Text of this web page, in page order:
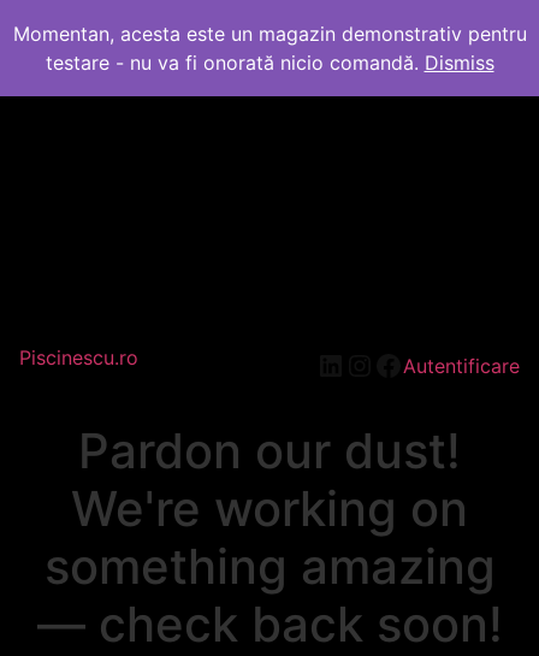
Piscinescu.ro LinkedIn
Instagram
Facebook
Autentificare
Pardon our dust!
We're working on
something amazing
— check back soon!
Momentan, acesta este un magazin demonstrativ pentru
testare - nu va fi onorată nicio comandă. Dismiss